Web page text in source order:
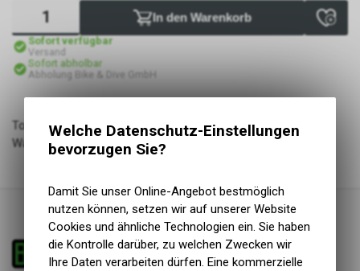
In den Warenkorb
Sofort verfügbar
Versand
Sofort abholbar
Abholung Bike & Dive GmbH
Torque washer for all X35 & X30 drive units
Warengruppe: Service-Center
Welche Datenschutz-Einstellungen
bevorzugen Sie?
Damit Sie unser Online-Angebot bestmöglich
nutzen können, setzen wir auf unserer Website
Cookies und ähnliche Technologien ein. Sie haben
die Kontrolle darüber, zu welchen Zwecken wir
Ihre Daten verarbeiten dürfen. Eine kommerzielle